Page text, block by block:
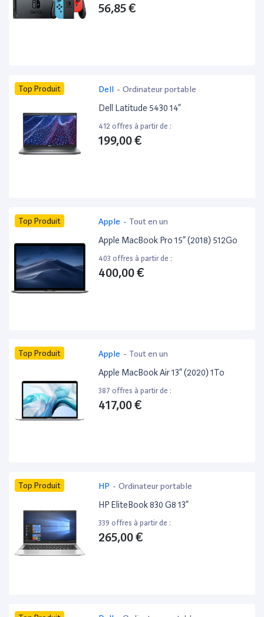
56,85 €
Top Produit Dell - Ordinateur portable
Dell Latitude 5430 14”
412 offres à partir de :
199,00 €
Top Produit Apple - Tout en un
Apple MacBook Pro 15” (2018) 512Go
403 offres à partir de :
400,00 €
Top Produit Apple - Tout en un
Apple MacBook Air 13” (2020) 1To
387 offres à partir de :
417,00 €
Top Produit HP - Ordinateur portable
HP EliteBook 830 G8 13”
339 offres à partir de :
265,00 €